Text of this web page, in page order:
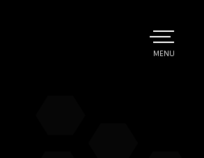
TOGGLE
MENU